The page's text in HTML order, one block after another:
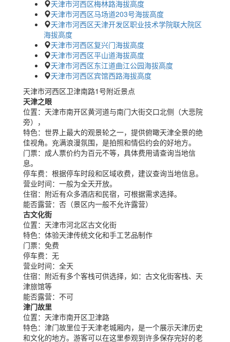
天津市河西区梅林路海拔高度
天津市河西区马场道203号海拔高度
天津市河西区天津开发区职业技术学院联大院区
海拔高度
天津市河西区复兴门海拔高度
天津市河西区平山道海拔高度
天津市河西区东江道曲江公园海拔高度
天津市河西区宾馆西路海拔高度
天津市河西区卫津南路1号附近景点
天津之眼
位置： 天津市南开区黄河道与南门大街交口北侧（大悲院
旁），
特色： 世界上最大的观景轮之一，提供俯瞰天津全景的绝
佳视角。充满浪漫氛围，是拍照和情侣约会的好地方。
门票： 成人票价约为百元不等，具体费用请查询当地信
息。
停车费： 根据停车时段和区域收费，建议查询当地信息。
营业时间： 一般为全天开放。
住宿： 附近有众多酒店和民宿，可根据需求选择。
能否露营： 否（景区内一般不允许露营）
古文化街
位置： 天津市河北区古文化街
特色： 体验天津传统文化和手工艺品制作
门票： 免费
停车费： 无
营业时间： 全天
住宿： 附近有多个客栈可供选择，如：古文化街客栈、天
津旅馆等
能否露营： 不可
津门故里
位置： 天津市南开区卫津路
特色： 津门故里位于天津老城厢内，是一个展示天津历史
和文化的地方。游客可以在这里参观到许多保存完好的老